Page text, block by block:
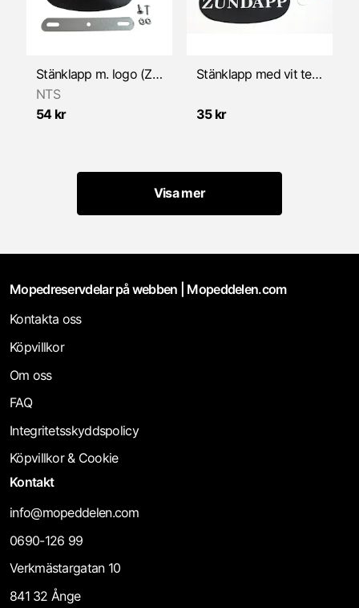
Stänklapp m. logo (Zündapp)
NTS
54 kr
Stänklapp med vit text "Zündapp"
35 kr
Visa mer
Mopedreservdelar på webben | Mopeddelen.com
Kontakta oss
Köpvillkor
Om oss
FAQ
Integritetsskyddspolicy
Köpvillkor & Cookie
Kontakt
info@mopeddelen.com
0690-126 99
Verkmästargatan 10
841 32 Ånge